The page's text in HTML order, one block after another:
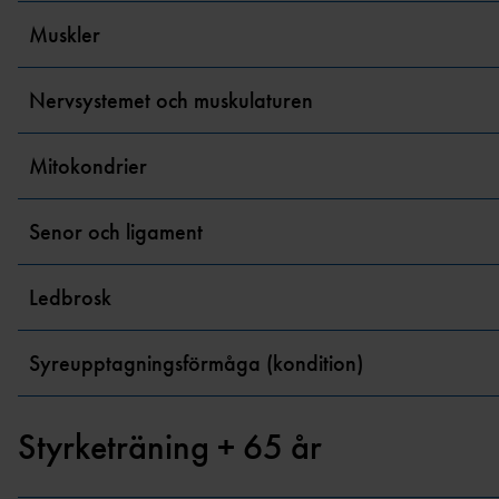
Muskler
Nervsystemet och muskulaturen
Mitokondrier
Senor och ligament
Ledbrosk
Syreupptagningsförmåga (kondition)
Styrketräning + 65 år